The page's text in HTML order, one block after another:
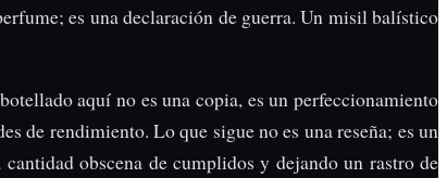
es una declaración de guerra. Un misil balístico
aquí no es una copia, es un perfeccionamiento
de rendimiento. Lo que sigue no es una reseña; es un
obscena de cumplidos y dejando un rastro de